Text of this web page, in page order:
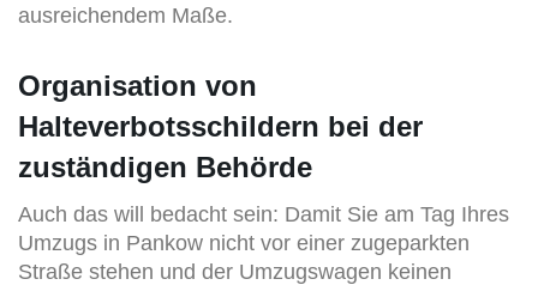
ausreichendem Maße.
Organisation von
Halteverbotsschildern bei der
zuständigen Behörde
Auch das will bedacht sein: Damit Sie am Tag Ihres
Umzugs in Pankow nicht vor einer zugeparkten
Straße stehen und der Umzugswagen keinen